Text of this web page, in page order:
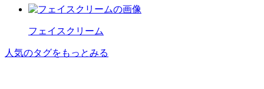
フェイスクリーム
人気のタグをもっとみる